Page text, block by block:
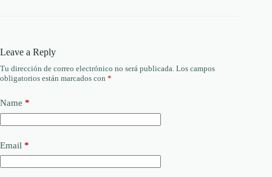
Leave a Reply
Tu dirección de correo electrónico no será publicada. Los campos
obligatorios están marcados con *
Name *
Email *